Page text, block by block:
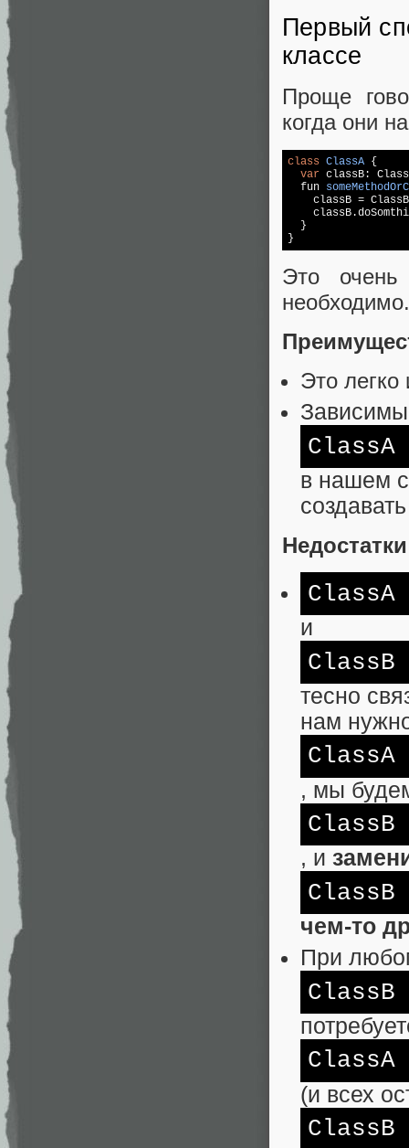
Первый
классе
Проще
когда они
class ClassA {
var classB:
  fun
classB =
  }
}
Это
необходимо.
Это легко
ClassA
в нашем
Недостатки
ClassA
и
ClassB
тесно
нам
ClassA
, мы
ClassB
, и
ClassB
чем-то
При
ClassB
ClassA
(и всех
ClassB